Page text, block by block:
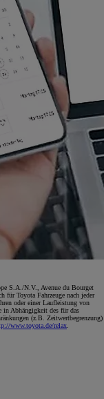
S.A./N.V., Avenue du Bourget
für Toyota Fahrzeuge nach jeder
oder einer Laufleistung von
in Abhängigkeit des für das
(z.B. Zeitwertbegrenzung)
www.toyota.de/relax.